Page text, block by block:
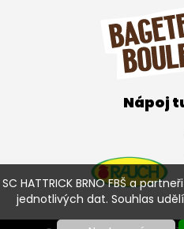
SC HATTRICK BRNO FBŠ a
jednotlivých dat. Souhlas
Nápoj